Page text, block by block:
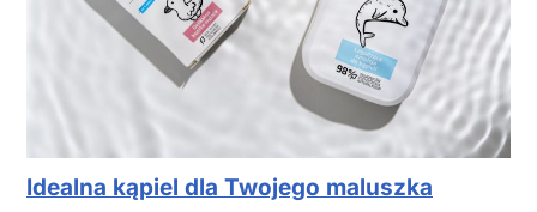
Idealna kąpiel dla Twojego maluszka